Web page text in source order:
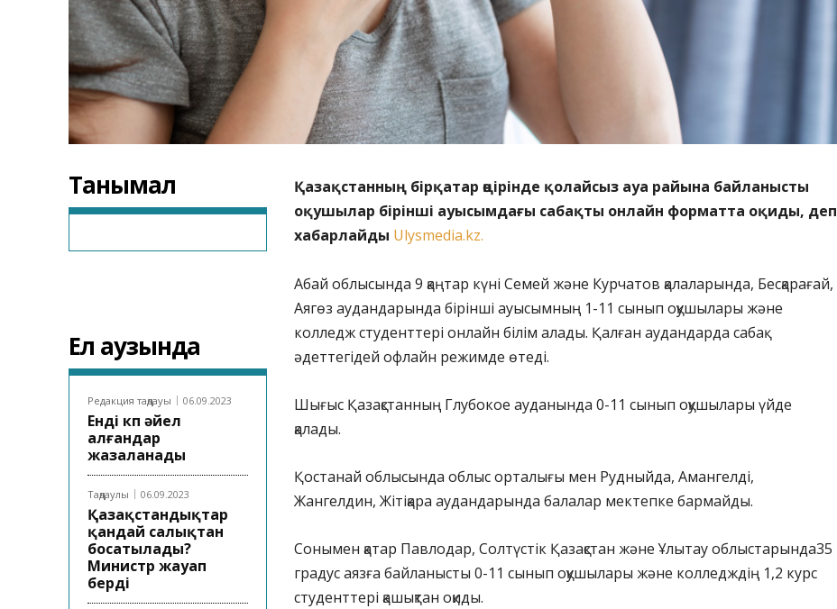
Танымал
Ел аузында
Редакция таңдауы 06.09.2023
Енді көп әйел
алғандар
жазаланады
Таңдаулы 06.09.2023
Қазақстандықтар
қандай салықтан
босатылады?
Министр жауап
берді
Қазақстанның бірқатар өңірінде қолайсыз ауа райына байланысты
оқушылар бірінші ауысымдағы сабақты онлайн форматта оқиды, деп
хабарлайды Ulysmedia.kz.
Абай облысында 9 қаңтар күні Семей және Курчатов қалаларында, Бесқарағай,
Аягөз аудандарында бірінші ауысымның 1-11 сынып оқушылары және
колледж студенттері онлайн білім алады. Қалған аудандарда сабақ
әдеттегідей офлайн режимде өтеді.
Шығыс Қазақстанның Глубокое ауданында 0-11 сынып оқушылары үйде
қалады.
Қостанай облысында облыс орталығы мен Рудныйда, Амангелді,
Жангелдин, Жітіқара аудандарында балалар мектепке бармайды.
Сонымен қатар Павлодар, Солтүстік Қазақстан және Ұлытау облыстарында35
градус аязға байланысты 0-11 сынып оқушылары және колледждің 1,2 курс
студенттері қашықтан оқиды.